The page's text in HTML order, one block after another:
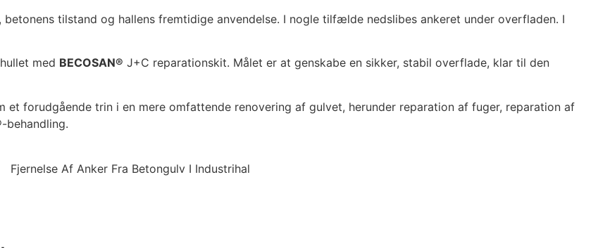
tilstand og hallens fremtidige anvendelse. I nogle tilfælde nedslibes ankeret under overfladen. I
med BECOSAN® J+C reparationskit. Målet er at genskabe en sikker, stabil overflade, klar til den
et forudgående trin i en mere omfattende renovering af gulvet, herunder reparation af fuger, reparation af
-behandling.